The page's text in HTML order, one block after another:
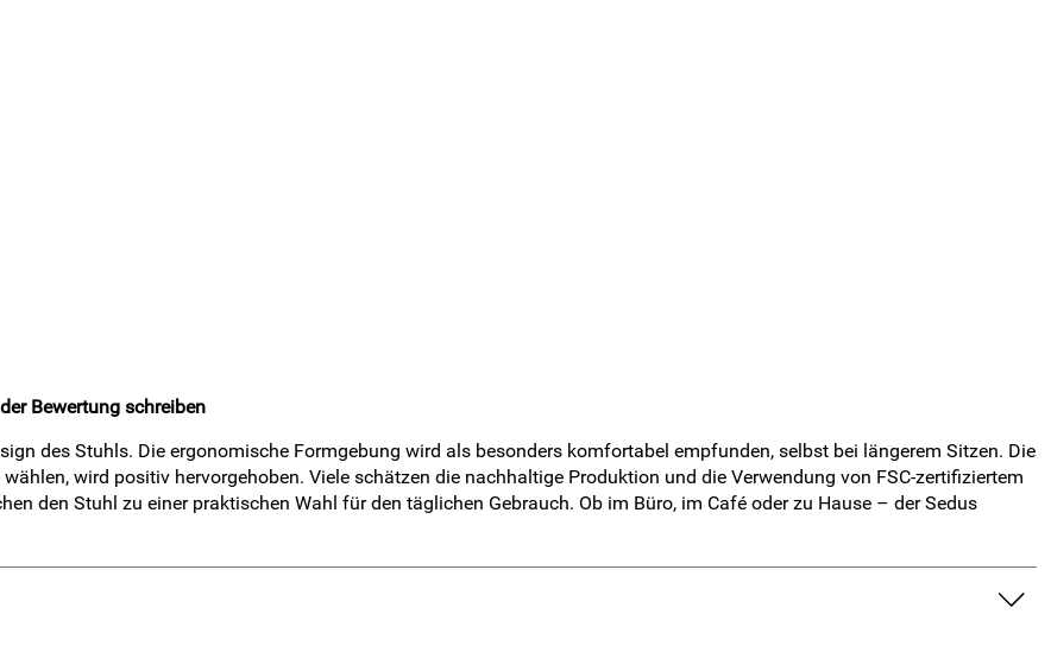
Bewertung schreiben
des Stuhls. Die ergonomische Formgebung wird als besonders komfortabel empfunden, selbst bei längerem Sitzen. Die
wird positiv hervorgehoben. Viele schätzen die nachhaltige Produktion und die Verwendung von FSC-zertifiziertem
den Stuhl zu einer praktischen Wahl für den täglichen Gebrauch. Ob im Büro, im Café oder zu Hause – der Sedus